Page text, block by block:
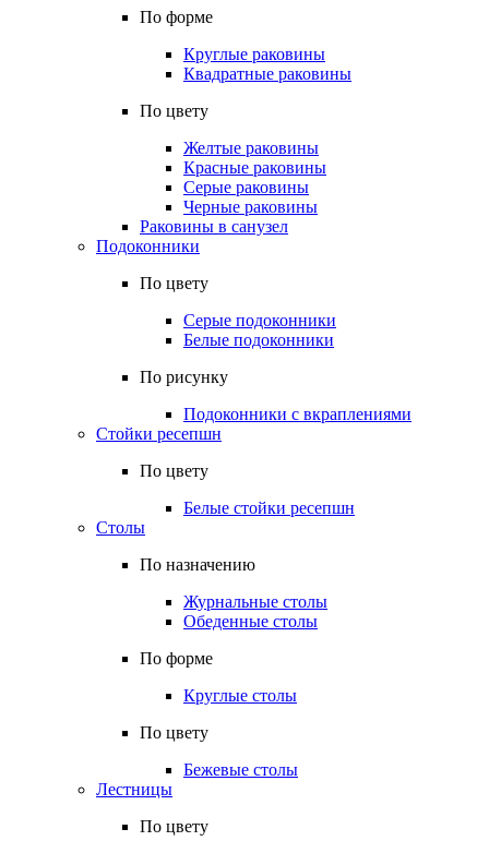
По форме
Круглые раковины
Квадратные раковины
По цвету
Желтые раковины
Красные раковины
Серые раковины
Черные раковины
Раковины в санузел
Подоконники
По цвету
Серые подоконники
Белые подоконники
По рисунку
Подоконники с вкраплениями
Стойки ресепшн
По цвету
Белые стойки ресепшн
Столы
По назначению
Журнальные столы
Обеденные столы
По форме
Круглые столы
По цвету
Бежевые столы
Лестницы
По цвету